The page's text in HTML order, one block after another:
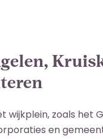
zoals het
en